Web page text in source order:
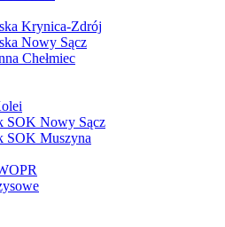
Krynica-Zdrój
Nowy Sącz
Chełmiec
SOK Nowy Sącz
SOK Muszyna